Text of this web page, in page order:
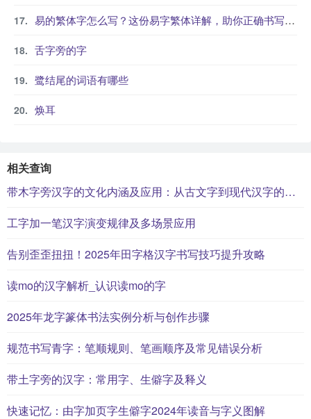
易的繁体字怎么写？这份易字繁体详解，助你正确书写汉字_汉字繁体学习
舌字旁的字
鹭结尾的词语有哪些
焕耳
相关查询
带木字旁汉字的文化内涵及应用：从古文字到现代汉字的演变
工字加一笔汉字演变规律及多场景应用
告别歪歪扭扭！2025年田字格汉字书写技巧提升攻略
读mo的汉字解析_认识读mo的字
2025年龙字篆体书法实例分析与创作步骤
规范书写青字：笔顺规则、笔画顺序及常见错误分析
带土字旁的汉字：常用字、生僻字及释义
快速记忆：由字加页字生僻字2024年读音与字义图解